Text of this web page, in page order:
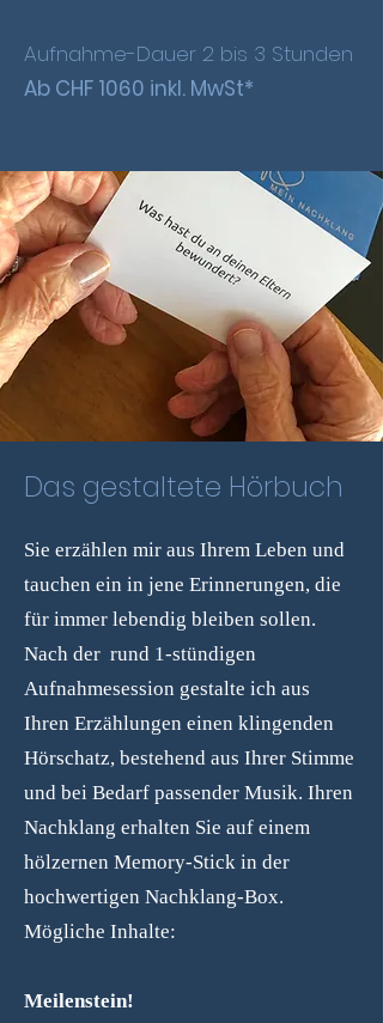
Aufnahme-Dauer 2 bis 3 Stunden
Ab CHF 1060 inkl. MwSt*
Das gestaltete Hörbuch
Sie erzählen mir aus Ihrem Leben und
tauchen ein in jene Erinnerungen, die
für immer lebendig bleiben sollen.
Nach der rund 1-stündigen
Aufnahmesession gestalte ich aus
Ihren Erzählungen einen klingenden
Hörschatz, bestehend aus Ihrer Stimme
und bei Bedarf passender Musik. Ihren
Nachklang erhalten Sie auf einem
hölzernen Memory-Stick in der
hochwertigen Nachklang-Box.
Mögliche Inhalte:
Meilenstein!